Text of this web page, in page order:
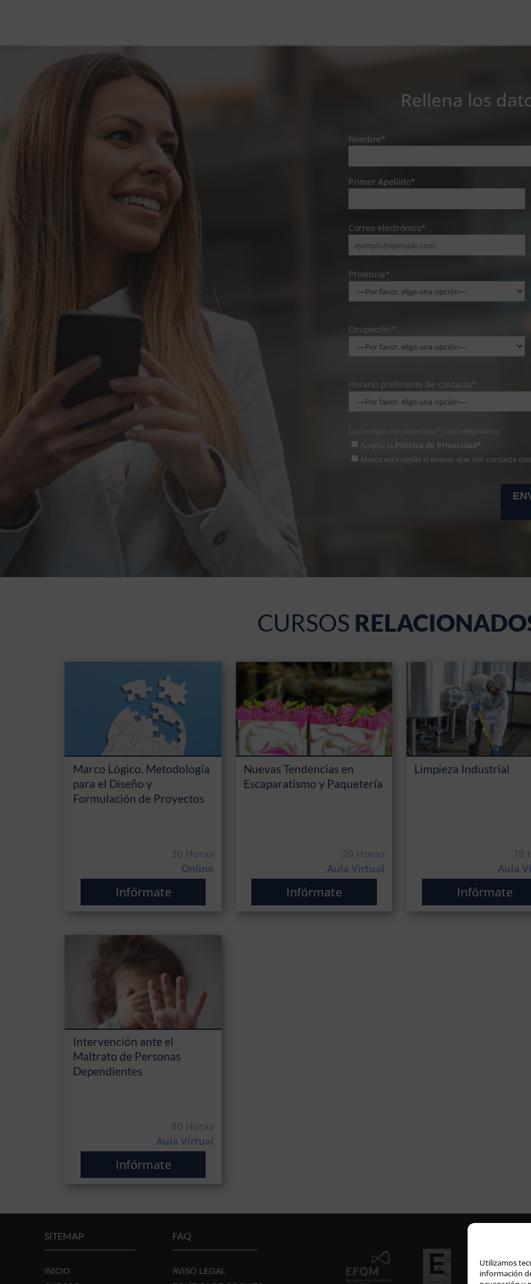
Utilizamos
información
Rellena los
Nombre*
Primer Apellido*
Correo electrónico*
Provincia*
Ocupación*
Horario preferente de contacto*
Los campos con asterisco(*) son obligatorios.
Acepto la Política de Privacidad*
Marca esta casilla si deseas que GRI contacte
CURSOS
Marco Lógico. Metodología
para el Diseño y
Formulación de Proyectos
30 Horas
Online
Infórmate
Nuevas Tendencias en
Escaparatismo y Paquetería
20 Horas
Aula Virtual
Infórmate
Limpieza Industrial
70
Aula
Infórmate
Intervención ante el
Maltrato de Personas
Dependientes
80 Horas
Aula Virtual
Infórmate
SITEMAP
INICIO
FAQ
AVISO LEGAL